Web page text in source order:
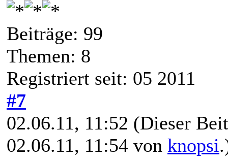
Beiträge: 99
Themen: 8
Registriert seit: 05 2011
#7
02.06.11, 11:52 (Dieser
02.06.11, 11:54 von knopsi